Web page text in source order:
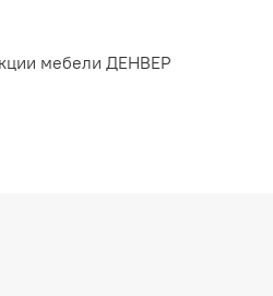
мебели ДЕНВЕР